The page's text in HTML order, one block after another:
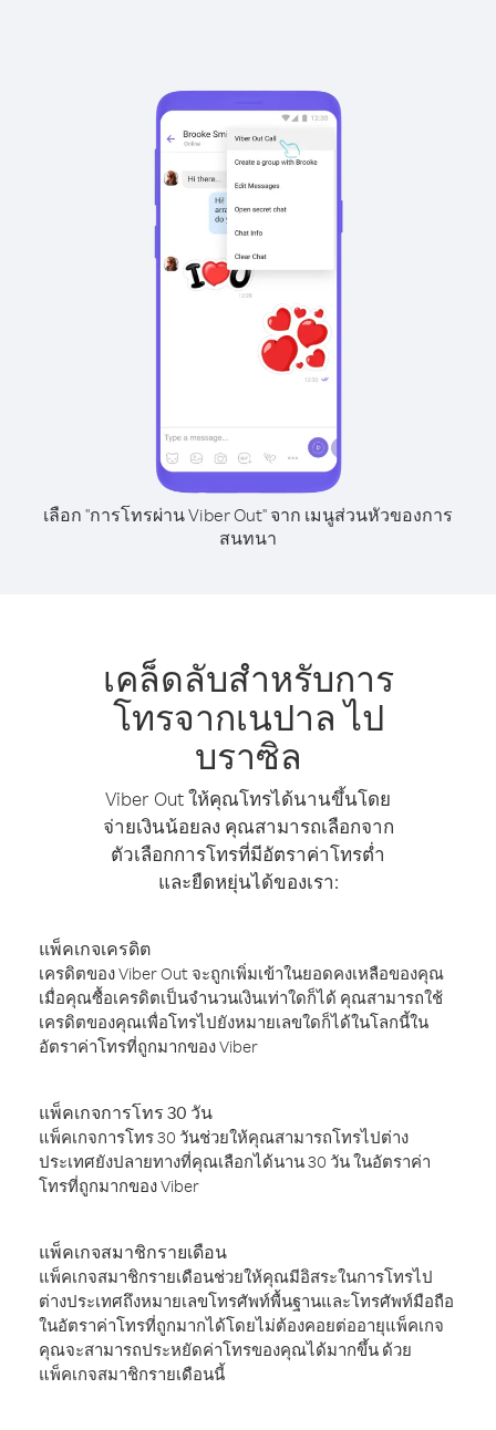
เลือก "การโทรผ่าน Viber Out" จาก เมนูส่วนหัวของการ
สนทนา
เคล็ดลับสำหรับการ
โทรจากเนปาล ไป
บราซิล
Viber Out ให้คุณโทรได้นานขึ้นโดย
จ่ายเงินน้อยลง คุณสามารถเลือกจาก
ตัวเลือกการโทรที่มีอัตราค่าโทรต่ำ
และยืดหยุ่นได้ของเรา:
แพ็คเกจเครดิต
เครดิตของ Viber Out จะถูกเพิ่มเข้าในยอดคงเหลือของคุณ
เมื่อคุณซื้อเครดิตเป็นจำนวนเงินเท่าใดก็ได้ คุณสามารถใช้
เครดิตของคุณเพื่อโทรไปยังหมายเลขใดก็ได้ในโลกนี้ใน
อัตราค่าโทรที่ถูกมากของ Viber
แพ็คเกจการโทร 30 วัน
แพ็คเกจการโทร 30 วันช่วยให้คุณสามารถโทรไปต่าง
ประเทศยังปลายทางที่คุณเลือกได้นาน 30 วัน ในอัตราค่า
โทรที่ถูกมากของ Viber
แพ็คเกจสมาชิกรายเดือน
แพ็คเกจสมาชิกรายเดือนช่วยให้คุณมีอิสระในการโทรไป
ต่างประเทศถึงหมายเลขโทรศัพท์พื้นฐานและโทรศัพท์มือถือ
ในอัตราค่าโทรที่ถูกมากได้โดยไม่ต้องคอยต่ออายุแพ็คเกจ
คุณจะสามารถประหยัดค่าโทรของคุณได้มากขึ้น ด้วย
แพ็คเกจสมาชิกรายเดือนนี้